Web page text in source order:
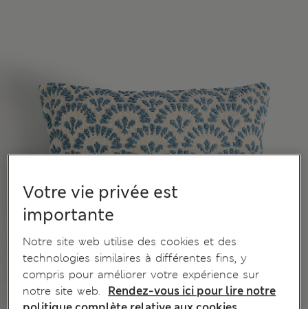
Votre vie privée est
importante
Notre site web utilise des cookies et des
technologies similaires à différentes fins, y
compris pour améliorer votre expérience sur
notre site web.
Rendez-vous ici pour lire notre